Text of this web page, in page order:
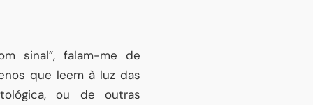
sinal”, falam-me de
que leem à luz das
ou de outras